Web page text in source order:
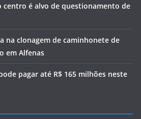
centro é alvo de questionamento de
na clonagem de caminhonete de
em Alfenas
pagar até R$ 165 milhões neste